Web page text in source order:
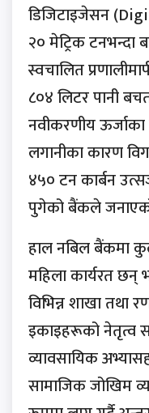
डिजिटाइजेसन
२० मेट्रिक
स्वचालित
८०४ लिटर पानी
नवीकरणीय
लगानीका कारण
४५० टन कार्बन
पुगेको बैंकले
हाल नबिल बैंकमा
महिला कार्यरत छन्
विभिन्न शाखा तथा
इकाइहरूको नेतृत्व
व्यावसायिक
सामाजिक जोखिम